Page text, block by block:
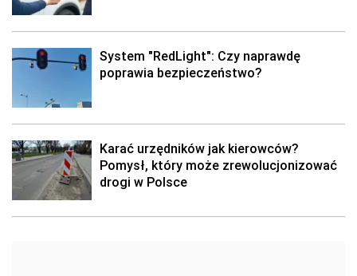
System "RedLight": Czy naprawdę
poprawia bezpieczeństwo?
Karać urzędników jak kierowców?
Pomysł, który może zrewolucjonizować
drogi w Polsce